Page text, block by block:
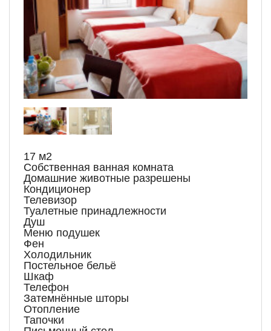
17 м2
Собственная ванная комната
Домашние животные разрешены
Кондиционер
Телевизор
Туалетные принадлежности
Душ
Меню подушек
Фен
Холодильник
Постельное бельё
Шкаф
Телефон
Затемнённые шторы
Отопление
Тапочки